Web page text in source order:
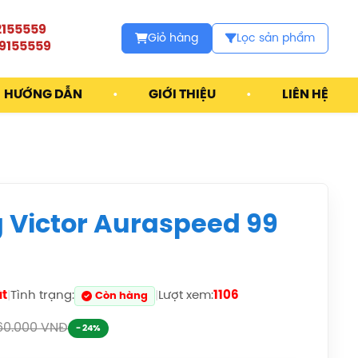
Giỏ hàng Lọc sản phẩm
HƯỚNG DẪN • GIỚI THIỆU • LIÊN HỆ
Victor Auraspeed 99
|Tình trạng: Còn hàng Lượt xem:1106
VNĐ - 24%
Chính Hãng
1.690.000đ
Balo Cầu Lông Yonex
Q014-324-2012 Chính
Hãng
Cước Cầu Lông Victor